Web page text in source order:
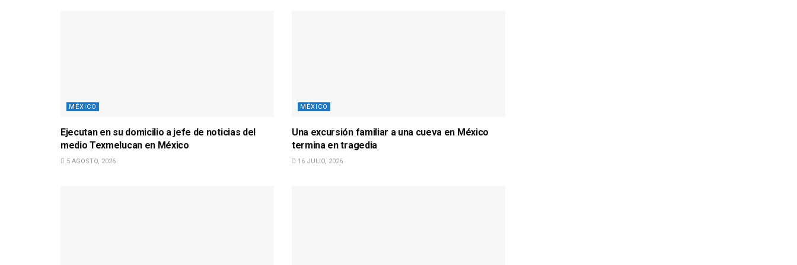
MÉXICO
Ejecutan en su domicilio a jefe de noticias del
medio Texmelucan en México
5 AGOSTO, 2026
MÉXICO
Una excursión familiar a una cueva en México
termina en tragedia
16 JULIO, 2026